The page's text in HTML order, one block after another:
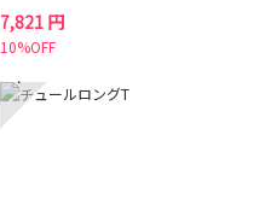
7,821 円
10%OFF
4